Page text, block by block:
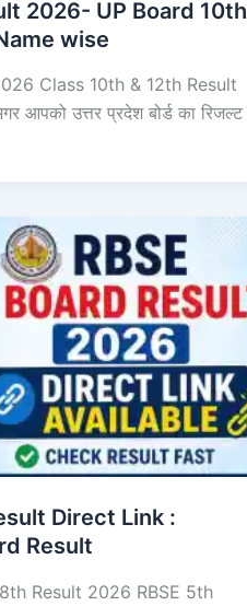
2026- UP Board 10th
wise
Class 10th & 12th Result
आपको उत्तर प्रदेश बोर्ड का रिजल्ट
Direct Link :
Result
Result 2026 RBSE 5th